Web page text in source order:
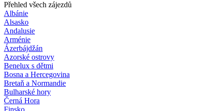
Přehled všech zájezdů
Albánie
Alsasko
Andalusie
Arménie
Ázerbájdžán
Azorské ostrovy
Benelux s dětmi
Bosna a Hercegovina
Bretaň a Normandie
Bulharské hory
Černá Hora
Finsko